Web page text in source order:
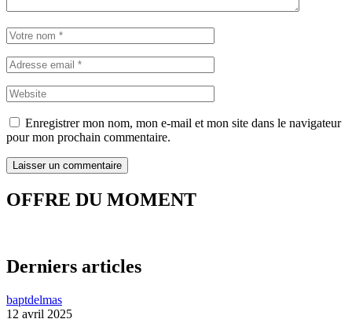
Enregistrer mon nom, mon e-mail et mon site dans le navigateur
pour mon prochain commentaire.
OFFRE DU MOMENT
Derniers articles
baptdelmas
12 avril 2025